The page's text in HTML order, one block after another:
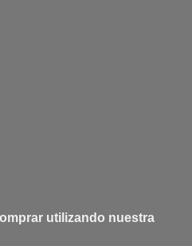
utilizando nuestra